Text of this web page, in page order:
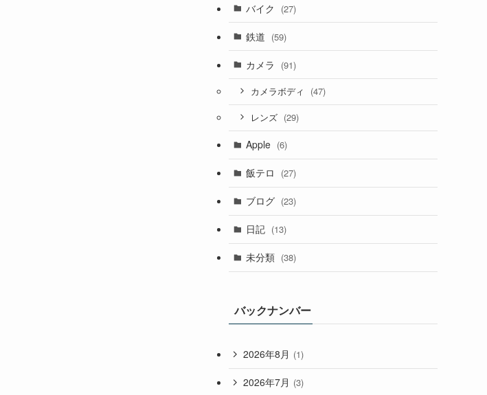
バイク (27)
鉄道 (59)
カメラ (91)
カメラボディ (47)
レンズ (29)
Apple (6)
飯テロ (27)
ブログ (23)
日記 (13)
未分類 (38)
バックナンバー
2026年8月 (1)
2026年7月 (3)